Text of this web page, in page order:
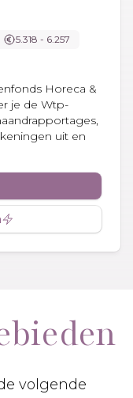
5.318 - 6.257
Horeca &
je de Wtp-
uit en
volgende